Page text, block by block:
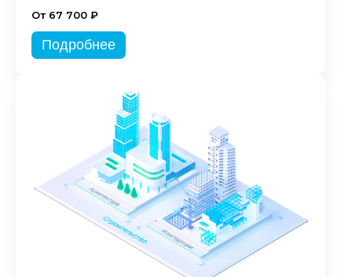
От 67 700 ₽
Подробнее